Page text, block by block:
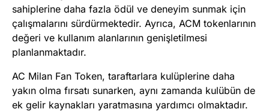
sahiplerine daha fazla ödül ve deneyim sunmak için
çalışmalarını sürdürmektedir. Ayrıca, ACM tokenlarının
değeri ve kullanım alanlarının genişletilmesi
planlanmaktadır​​.
AC Milan Fan Token, taraftarlara kulüplerine daha
yakın olma fırsatı sunarken, aynı zamanda kulübün de
ek gelir kaynakları yaratmasına yardımcı olmaktadır.